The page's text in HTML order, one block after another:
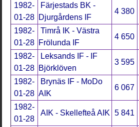
1982-
01-28
Färjestads BK -
Djurgårdens IF
4 380
1982-
01-28
Timrå IK - Västra
Frölunda IF
4 650
1982-
01-28
Leksands IF - IF
Björklöven
3 595
1982-
01-28
Brynäs IF - MoDo
AIK
6 067
1982-
01-28
AIK - Skellefteå AIK 5 841